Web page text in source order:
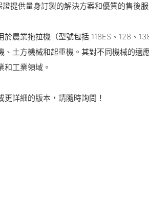
提供量身訂製的解決方案和優質的售後服
於農業拖拉機（型號包括 118ES、128、
、土方機械和起重機。其對不同機械的適
和工業領域。
更詳細的版本，請隨時詢問！